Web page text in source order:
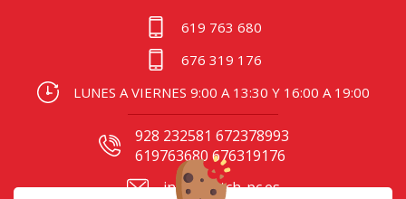
619 763 680
676 319 176
LUNES A VIERNES 9:00 A 13:30 Y 16:00 A 19:00
928 232581 672378993
619763680 676319176
info@batch-pc.es